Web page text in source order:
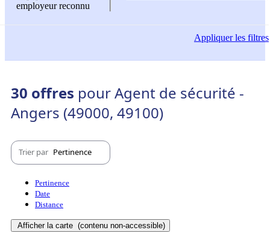
employeur reconnu
Appliquerles filtres
30 offres pour Agent de sécurité -
Angers (49000, 49100)
Trier par Pertinence
Pertinence
Date
Distance
Afficher la carte (contenu non-accessible)